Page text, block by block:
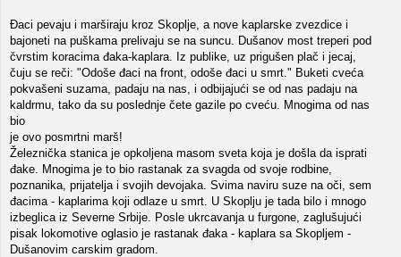
Đaci pevaju i marširaju kroz Skoplje, a nove kaplarske zvezdice i
bajoneti na puškama prelivaju se na suncu. Dušanov most treperi pod
čvrstim koracima đaka-kaplara. Iz publike, uz prigušen plač i jecaj,
čuju se reči: "Odoše đaci na front, odoše đaci u smrt." Buketi cveća
pokvašeni suzama, padaju na nas, i odbijajući se od nas padaju na
kaldrmu, tako da su poslednje čete gazile po cveću. Mnogima od nas
bio
je ovo posmrtni marš!
Železnička stanica je opkoljena masom sveta koja je došla da isprati
đake. Mnogima je to bio rastanak za svagda od svoje rodbine,
poznanika, prijatelja i svojih devojaka. Svima naviru suze na oči, sem
đacima - kaplarima koji odlaze u smrt. U Skoplju je tada bilo i mnogo
izbeglica iz Severne Srbije. Posle ukrcavanja u furgone, zaglušujući
pisak lokomotive oglasio je rastanak đaka - kaplara sa Skopljem -
Dušanovim carskim gradom.